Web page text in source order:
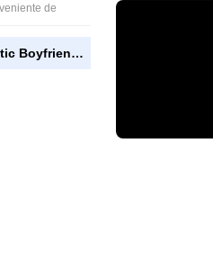
de
[nunadrama] Romantic Boyfriend Episode 11.480p.mp4